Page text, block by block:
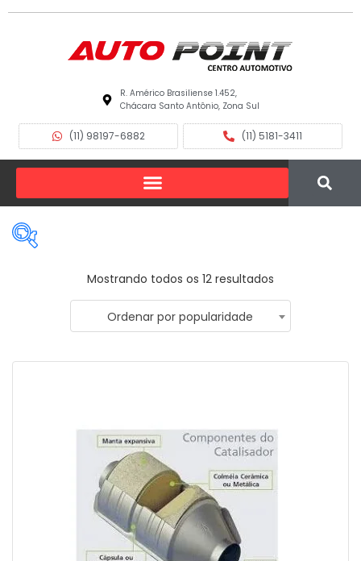
R. Américo Brasiliense 1.452,
Chácara Santo Antônio, Zona Sul
(11) 98197-6882 (11) 5181-3411
Mostrando todos os 12 resultados
Ordenar por popularidade